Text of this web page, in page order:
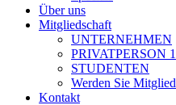
Über uns
Mitgliedschaft
UNTERNEHMEN
PRIVATPERSON 1
STUDENTEN
Werden Sie Mitglied
Kontakt